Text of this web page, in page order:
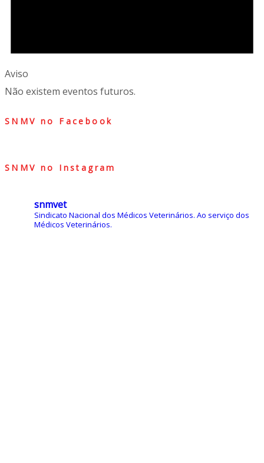
Aviso
Não existem eventos futuros.
SNMV no Facebook
SNMV no Instagram
snmvet
Sindicato Nacional dos Médicos Veterinários. Ao serviço dos
Médicos Veterinários.